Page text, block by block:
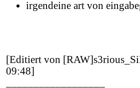
irgendeine art von
[Editiert von
09:48]